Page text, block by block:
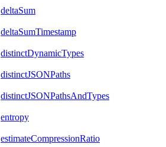
deltaSum
deltaSumTimestamp
distinctDynamicTypes
distinctJSONPaths
distinctJSONPathsAndTypes
entropy
estimateCompressionRatio